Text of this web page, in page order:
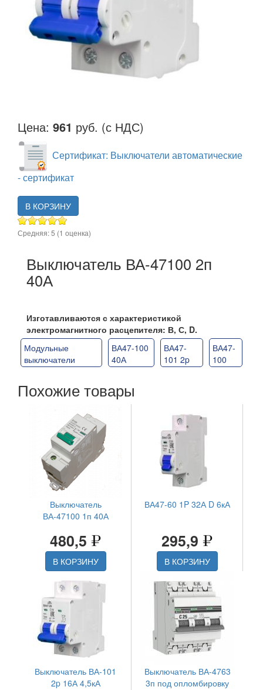
Цена: 961 руб. (с НДС)
Сертификат: Выключатели автоматические
- сертификат
В КОРЗИНУ
Средняя:5 (1 оценка)
Выключатель ВА-47100 2п
40А
Изготавливаются с характеристикой
электромагнитного расцепителя: В, С, D.
Модульные
выключатели
ВА47-100
40А
ВА47-
101 2p
ВА47-
100
Похожие товары
Выключатель
ВА-47100 1п 40А
480,5
В КОРЗИНУ
ВА47-60 1P 32А D 6кА
295,9
В КОРЗИНУ
Выключатель ВА-101
2p 16А 4,5кА
Выключатель ВА-4763
3п под опломбировку